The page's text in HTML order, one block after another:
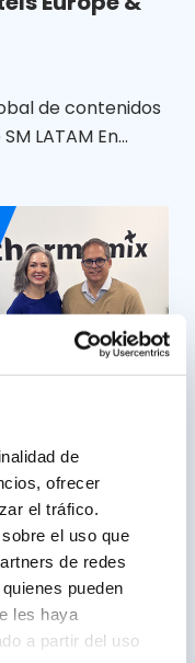
de
ofrecer
el tráfico.
el uso que
de redes
pueden
les haya
a partir del uso
de contenidos
LATAM En
Hoteles) una
ha ido mucho
para convertirse
[…]
a
partner
Con
que dejan